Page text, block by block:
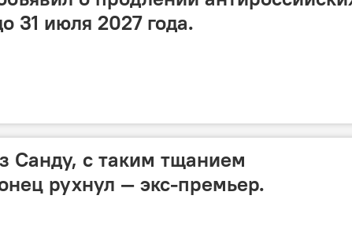
31 июля 2027 года.
Санду, с таким тщанием
рухнул — экс-премьер.